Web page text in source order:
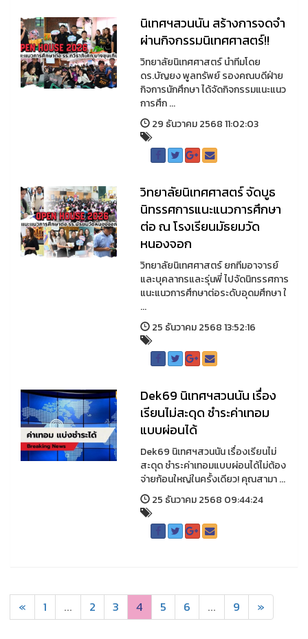
นิเทศฯสวนนัน สร้างการจดจำ
ผ่านกิจกรรมนิเทศศาสตร์!!
วิทยาลัยนิเทศศาสตร์ นำทีมโดย
ดร.บัญยง พูลทรัพย์ รองคณบดีฝ่าย
กิจการนักศึกษา ได้จัดกิจกรรมแนะแนว
การศึก ...
29 ธันวาคม 2568 11:02:03
วิทยาลัยนิเทศศาสตร์ จัดบูธ
นิทรรศการแนะแนวการศึกษา
ต่อ ณ โรงเรียนมัธยมวัด
หนองจอก
วิทยาลัยนิเทศศาสตร์ ยกทีมอาจารย์
และบุคลากรและรุ่นพี่ ไปจัดนิทรรศการ
แนะแนวการศึกษาต่อระดับอุดมศึกษา ใ
...
25 ธันวาคม 2568 13:52:16
Dek69 นิเทศฯสวนนัน เรื่อง
เรียนไม่สะดุด ชำระค่าเทอม
แบบผ่อนได้
Dek69 นิเทศฯสวนนัน เรื่องเรียนไม่
สะดุด ชำระค่าเทอมแบบผ่อนได้ไม่ต้อง
จ่ายก้อนใหญ่ในครั้งเดียว! คุณสามา ...
25 ธันวาคม 2568 09:44:24
« 1 ... 2 3 4 5 6 ... 9 »